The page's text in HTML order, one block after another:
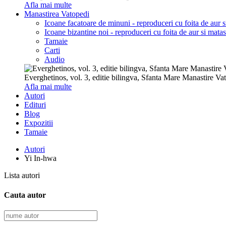
Afla mai multe
Manastirea Vatopedi
Icoane facatoare de minuni - reproduceri cu foita de aur
Icoane bizantine noi - reproduceri cu foita de aur si
Tamaie
Carti
Audio
Everghetinos, vol. 3, editie bilingva, Sfanta Mare Manastire
Afla mai multe
Autori
Edituri
Blog
Expozitii
Tamaie
Autori
Yi In-hwa
Lista autori
Cauta autor